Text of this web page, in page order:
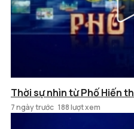
Thời sự nhìn từ Phố Hiến
7 ngày trước 188 lượt xem